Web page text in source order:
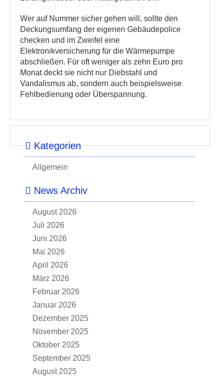
Wer auf Nummer sicher gehen will, sollte den
Deckungsumfang der eigenen Gebäudepolice
checken und im Zweifel eine
Elektronikversicherung für die Wärmepumpe
abschließen. Für oft weniger als zehn Euro pro
Monat deckt sie nicht nur Diebstahl und
Vandalismus ab, sondern auch beispielsweise
Fehlbedienung oder Überspannung.
Kategorien
Allgemein
News Archiv
August 2026
Juli 2026
Juni 2026
Mai 2026
April 2026
März 2026
Februar 2026
Januar 2026
Dezember 2025
November 2025
Oktober 2025
September 2025
August 2025